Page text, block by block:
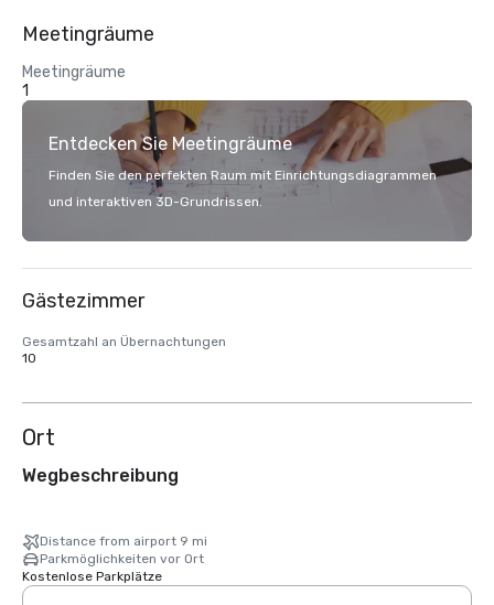
Meetingräume
Meetingräume
1
Entdecken Sie Meetingräume
Finden Sie den perfekten Raum mit Einrichtungsdiagrammen
und interaktiven 3D-Grundrissen.
Gästezimmer
Gesamtzahl an Übernachtungen
10
Ort
Wegbeschreibung
Distance from airport 9 mi
Parkmöglichkeiten vor Ort
Kostenlose Parkplätze